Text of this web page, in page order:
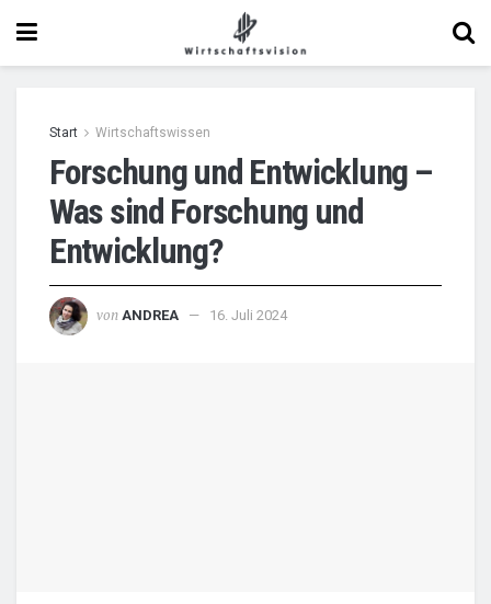
Start Wirtschaftswissen
Forschung und Entwicklung –
Was sind Forschung und
Entwicklung?
von ANDREA 16. Juli 2024